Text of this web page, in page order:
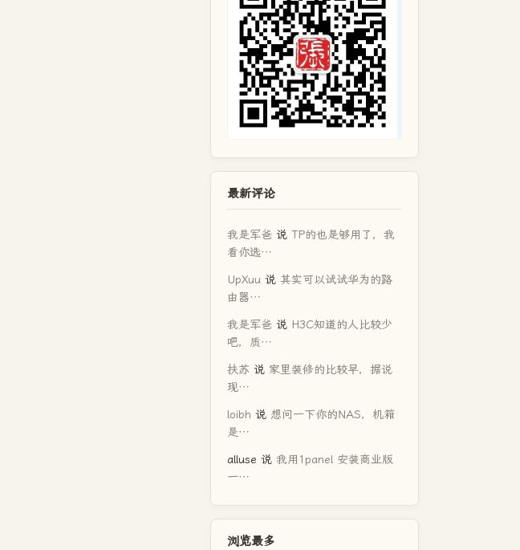
最新评论
我是军爸 说 TP的也是够用了，我
看你选…
UpXuu 说 其实可以试试华为的路
由器…
我是军爸 说 H3C知道的人比较少
吧，质…
扶苏 说 家里装修的比较早，据说
现…
loibh 说 想问一下你的NAS，机箱
是…
alluse 说 我用1panel 安装商业版
一…
浏览最多